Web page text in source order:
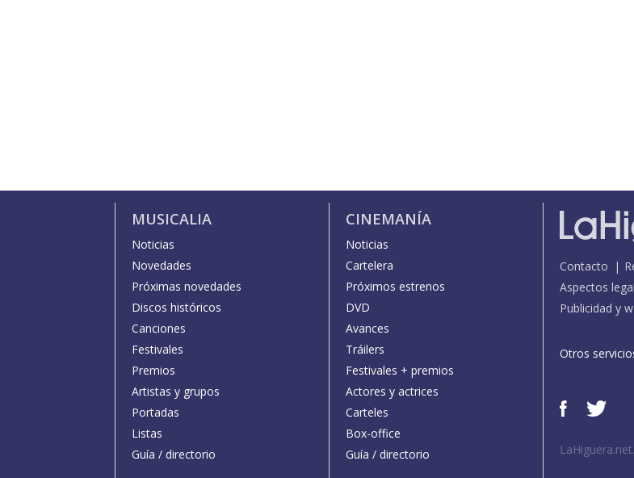
MUSICALIA
Noticias
Novedades
Próximas novedades
Discos históricos
Canciones
Festivales
Premios
Artistas y grupos
Portadas
Listas
Guía / directorio
CINEMANÍA
Noticias
Cartelera
Próximos estrenos
DVD
Avances
Tráilers
Festivales + premios
Actores y actrices
Carteles
Box-office
Guía / directorio
Contacto
Aspectos
Publicidad y
Otros